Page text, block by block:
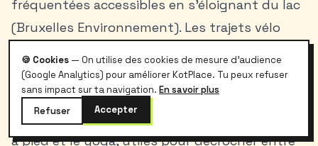
fréquentées accessibles en s’éloignant du lac
(Bruxelles Environnement). Les trajets vélo
directs via l’avenue Franklin Roosevelt et les
aménagements cyclables. Pour les étudiants
sportifs, c’est aussi un espace pour la course
à pied et le yoga, utiles pour décrocher entre
🍪 Cookies — On utilise des cookies de mesure d'audience
(Google Analytics) pour améliorer KotPlace. Tu peux refuser
sans impact sur ta navigation. En savoir plus
Refuser
Accepter